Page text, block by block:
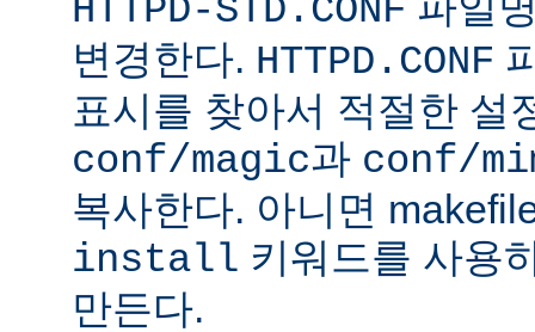
HTTPD-STD.CONF
변경한다. HTTPD.CONF
표시를 찾아서 적절한 설
conf/magic과 conf/
복사한다. 아니면
install 키워드를 사용
만든다.